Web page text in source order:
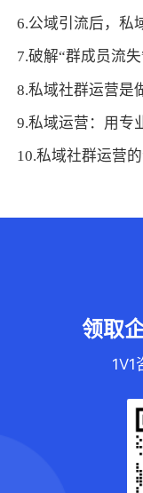
9.私域运营：用专
领取
1V1